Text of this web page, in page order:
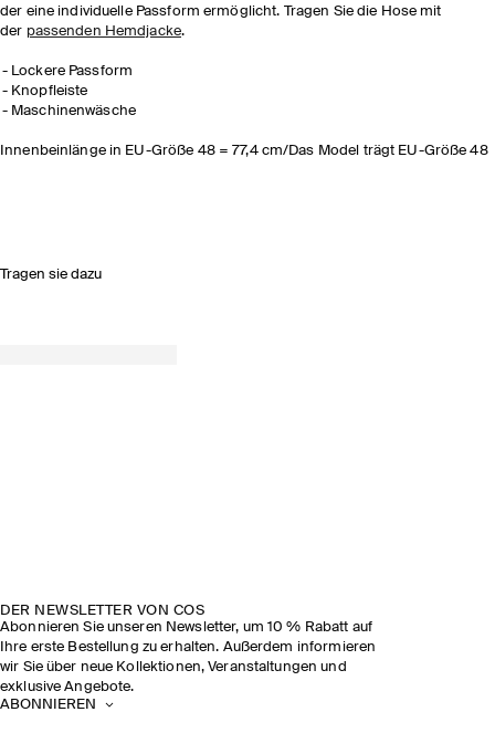
der eine individuelle Passform ermöglicht. Tragen Sie die Hose mit
der passenden Hemdjacke.
Lockere Passform
Knopfleiste
Maschinenwäsche
Innenbeinlänge in EU-Größe 48 = 77,4 cm/Das Model trägt EU-Größe 48
Tragen sie dazu
DER NEWSLETTER VON COS
Abonnieren Sie unseren Newsletter, um 10 % Rabatt auf
Ihre erste Bestellung zu erhalten. Außerdem informieren
wir Sie über neue Kollektionen, Veranstaltungen und
exklusive Angebote.
ABONNIEREN